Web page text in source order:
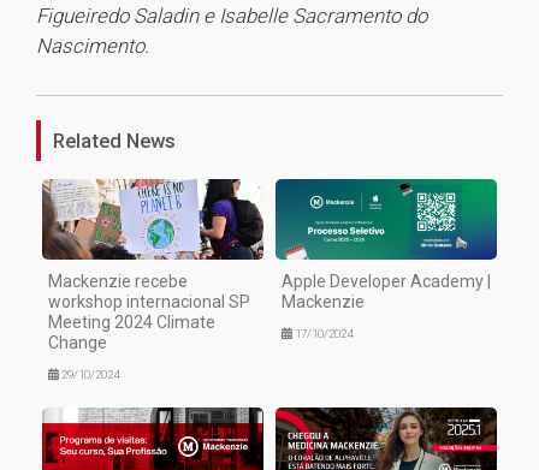
Figueiredo Saladin e Isabelle Sacramento do
Nascimento.
Related News
Mackenzie recebe
workshop internacional SP
Meeting 2024 Climate
Change
29/10/2024
Apple Developer Academy |
Mackenzie
17/10/2024